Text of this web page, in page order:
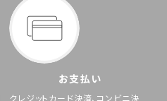
お支払い
クレジットカード決済、コンビニ決